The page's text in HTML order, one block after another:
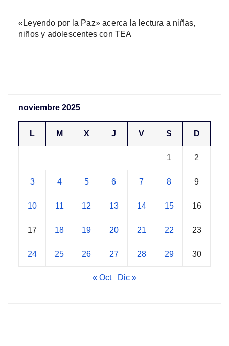
«Leyendo por la Paz» acerca la lectura a niñas,
niños y adolescentes con TEA
noviembre 2025
L M X J V S D
1 2
3 4 5 6 7 8 9
10 11 12 13 14 15 16
17 18 19 20 21 22 23
24 25 26 27 28 29 30
« Oct Dic »